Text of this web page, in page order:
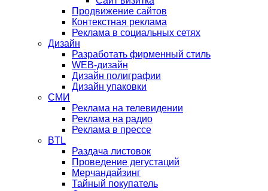
Продвижение сайтов
Контекстная реклама
Реклама в социальных сетях
Дизайн
Разработать фирменный стиль
WEB-дизайн
Дизайн полиграфии
Дизайн упаковки
СМИ
Реклама на телевидении
Реклама на радио
Реклама в прессе
BTL
Раздача листовок
Проведение дегустаций
Мерчандайзинг
Тайный покупатель